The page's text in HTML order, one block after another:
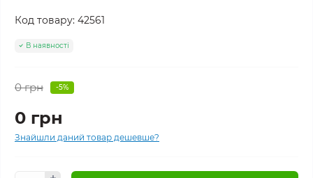
Код товару: 42561
В наявності
0 грн -5%
0 грн
Знайшли даний товар дешевше?